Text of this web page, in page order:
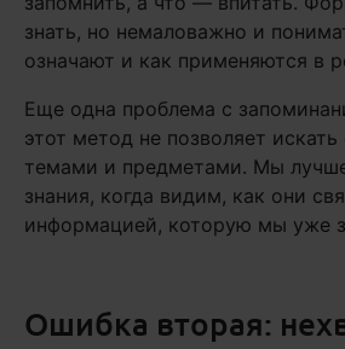
знать, но немаловажно и
означают и как применяются в
Еще одна проблема с
этот метод не позволяет
темами и предметами. Мы
знания, когда видим, как они
информацией, которую мы уже
Ошибка вторая: